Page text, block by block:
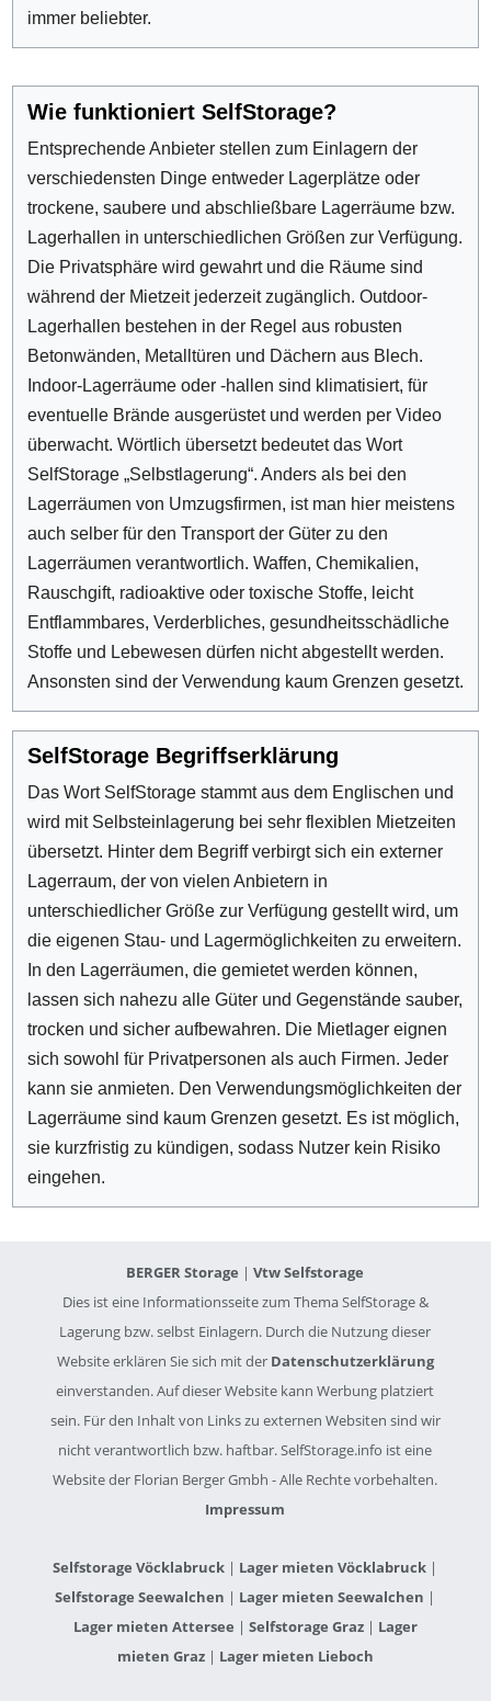
immer beliebter.
Wie funktioniert SelfStorage?
Entsprechende Anbieter stellen zum Einlagern der
verschiedensten Dinge entweder Lagerplätze oder
trockene, saubere und abschließbare Lagerräume bzw.
Lagerhallen in unterschiedlichen Größen zur Verfügung.
Die Privatsphäre wird gewahrt und die Räume sind
während der Mietzeit jederzeit zugänglich. Outdoor-
Lagerhallen bestehen in der Regel aus robusten
Betonwänden, Metalltüren und Dächern aus Blech.
Indoor-Lagerräume oder -hallen sind klimatisiert, für
eventuelle Brände ausgerüstet und werden per Video
überwacht. Wörtlich übersetzt bedeutet das Wort
SelfStorage „Selbstlagerung“. Anders als bei den
Lagerräumen von Umzugsfirmen, ist man hier meistens
auch selber für den Transport der Güter zu den
Lagerräumen verantwortlich. Waffen, Chemikalien,
Rauschgift, radioaktive oder toxische Stoffe, leicht
Entflammbares, Verderbliches, gesundheitsschädliche
Stoffe und Lebewesen dürfen nicht abgestellt werden.
Ansonsten sind der Verwendung kaum Grenzen gesetzt.
SelfStorage Begriffserklärung
Das Wort SelfStorage stammt aus dem Englischen und
wird mit Selbsteinlagerung bei sehr flexiblen Mietzeiten
übersetzt. Hinter dem Begriff verbirgt sich ein externer
Lagerraum, der von vielen Anbietern in
unterschiedlicher Größe zur Verfügung gestellt wird, um
die eigenen Stau- und Lagermöglichkeiten zu erweitern.
In den Lagerräumen, die gemietet werden können,
lassen sich nahezu alle Güter und Gegenstände sauber,
trocken und sicher aufbewahren. Die Mietlager eignen
sich sowohl für Privatpersonen als auch Firmen. Jeder
kann sie anmieten. Den Verwendungsmöglichkeiten der
Lagerräume sind kaum Grenzen gesetzt. Es ist möglich,
sie kurzfristig zu kündigen, sodass Nutzer kein Risiko
eingehen.
BERGER Storage |Vtw Selfstorage
Dies ist eine Informationsseite zum Thema SelfStorage &
Lagerung bzw. selbst Einlagern. Durch die Nutzung dieser
Website erklären Sie sich mit der Datenschutzerklärung
einverstanden. Auf dieser Website kann Werbung platziert
sein. Für den Inhalt von Links zu externen Websiten sind wir
nicht verantwortlich bzw. haftbar. SelfStorage.info ist eine
Website der Florian Berger Gmbh - Alle Rechte vorbehalten.
Impressum
Selfstorage Vöcklabruck | Lager mieten Vöcklabruck |
Selfstorage Seewalchen | Lager mieten Seewalchen |
Lager mieten Attersee | Selfstorage Graz| Lager
mieten Graz| Lager mieten Lieboch